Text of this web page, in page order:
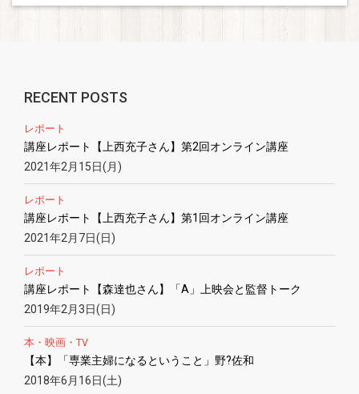
RECENT POSTS
レポート
講座レポート【上西充子さん】第2回オンライン講座
2021年2月15日(月)
レポート
講座レポート【上西充子さん】第1回オンライン講座
2021年2月7日(日)
レポート
講座レポート【森達也さん】「A」上映会と監督トーク
2019年2月3日(日)
本・映画・TV
【本】「専業主婦になるということ」野?佐和
2018年6月16日(土)